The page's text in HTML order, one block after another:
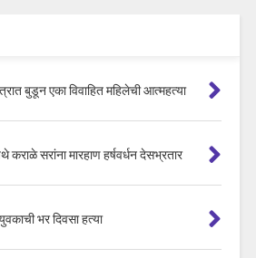
बुडून एका विवाहित महिलेची आत्महत्या
कराळे सरांना मारहाण हर्षवर्धन देसभ्रतार
भर दिवसा हत्या